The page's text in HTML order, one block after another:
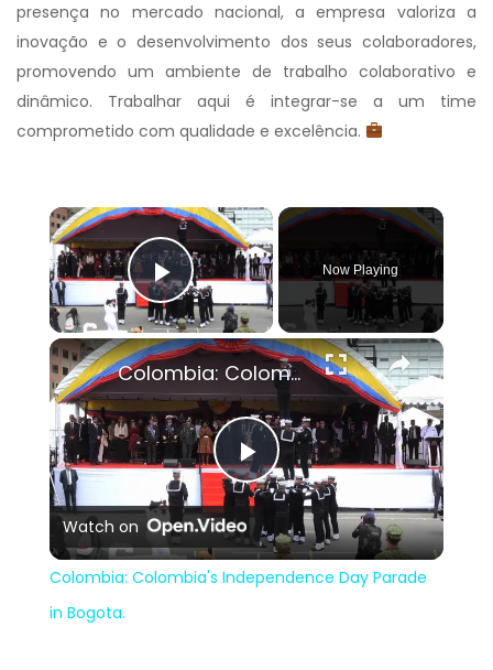
presença no mercado nacional, a empresa valoriza a
inovação e o desenvolvimento dos seus colaboradores,
promovendo um ambiente de trabalho colaborativo e
dinâmico. Trabalhar aqui é integrar-se a um time
comprometido com qualidade e excelência.
×
Play Video
Now Playing
×
Play
Video
Colombia: Colombia's Independence Day Parade in Bogota.
Watch on
Colombia: Colombia's Independence Day Parade
in Bogota.